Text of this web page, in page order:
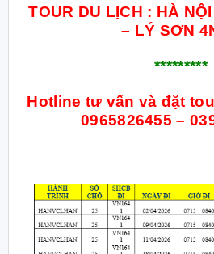
TOUR DU LỊCH : HÀ
– LÝ SƠN
*********
Hotline tư vấn và đặt
0965826455 –